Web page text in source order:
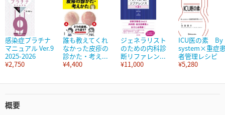
感染症プラチナ
マニュアル Ver.9
2025-2026
¥2,750
誰も教えてくれ
なかった皮疹の
診かた・考え...
¥4,400
ジェネラリスト
のための内科診
断リファレン...
¥11,000
ICU医の素 By
system×重症
者管理レシピ
¥5,280
概要